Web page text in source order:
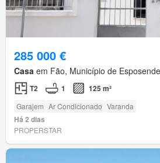
285 000 €
Casa em Fão, Município de
T2 1 125 m²
Garajem Ar Condicionado Varanda
Há 2 dias
PROPERSTAR